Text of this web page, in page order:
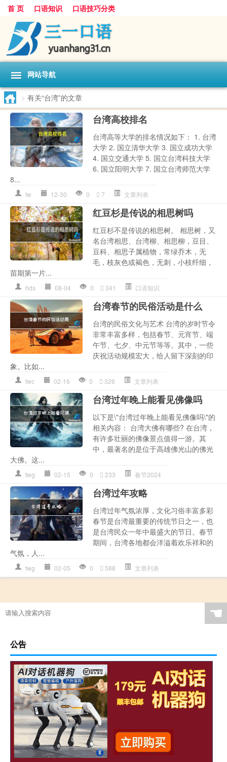
首 页 口语知识 口语技巧分类
网站导航
> 有关“台湾”的文章
台湾高校排名
台湾高等大学的排名情况如下： 1. 台湾
大学 2. 国立清华大学 3. 国立成功大学
4. 国立交通大学 5. 国立台湾科技大学
6. 国立阳明大学 7. 国立台湾师范大学
8...
tw 12-30 0 7 文章列表
红豆杉是传说的相思树吗
红豆杉不是传说的相思树。 相思树，又
名台湾相思、台湾柳、相思柳，豆目、
豆科、相思子属植物，常绿乔木，无
毛，枝灰色或褐色，无刺，小枝纤细，
苗期第一片...
hds 08-04 0 341 口语知识
台湾春节的民俗活动是什么
台湾的民俗文化与艺术 台湾的岁时节令
非常丰富多样，包括春节、元宵节、端
午节、七夕、中元节等等。其中，一些
庆祝活动规模宏大，给人留下深刻的印
象。比如...
twc 02-16 0 326 文章列表
台湾过年晚上能看见佛像吗
以下是\"台湾过年晚上能看见佛像吗\"的
相关内容： 台湾大佛有哪些? 在台湾，
有许多壮丽的佛像景点值得一游。其
中，最著名的是位于高雄佛光山的佛光
大佛。这...
twg 02-15 0 233 春节2024
台湾过年攻略
台湾过年气氛浓厚，文化习俗丰富多彩
春节是台湾最重要的传统节日之一，也
是台湾民众一年中最盛大的节日。春节
期间，台湾各地都会洋溢着欢乐祥和的
气氛，人...
twg 02-05 0 588 文章列表
☚
公告